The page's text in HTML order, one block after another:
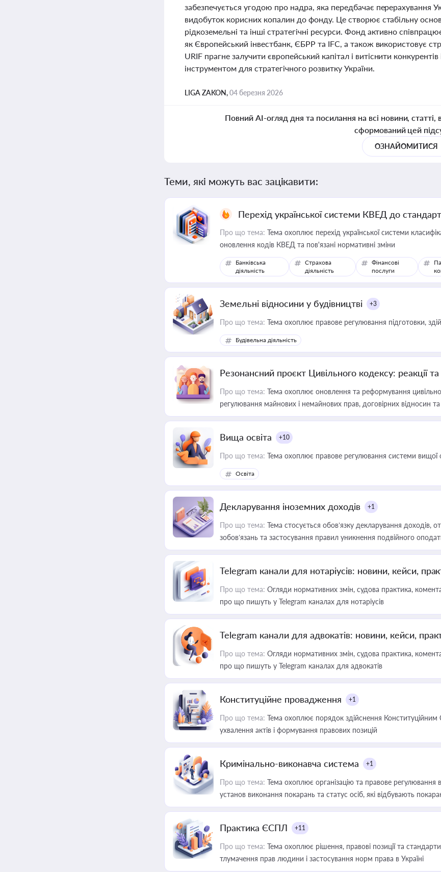
забезпечується угодою про надра, яка передбачає перерахування
видобуток корисних копалин до фонду. Це створює стабільну
рідкоземельні та інші стратегічні ресурси. Фонд активно
як Європейський інвестбанк, ЄБРР та IFC, а також використовує
URIF прагне залучити європейський капітал і витіснити
інструментом для стратегічного розвитку України.
LIGA ZAKON,04 березня 2026
Повний AI-огляд дня та посилання на всі новини, статті,
сформований цей
ОЗНАЙОМИТИСЯ
Теми, які можуть вас зацікавити:
Перехід української системи КВЕД до
Про що тема: Тема охоплює перехід української системи
оновлення кодів КВЕД та пов'язані нормативні зміни
Банківська
діяльність
Страхова
діяльність
Фінансові
послуги
Земельні відносини у будівництві +3
Про що тема: Тема охоплює правове регулювання підготовки,
Будівельна діяльність
Резонансний проєкт Цивільного кодексу: реакції
Про що тема: Тема охоплює оновлення та реформування
регулювання майнових і немайнових прав, договірних відносин
Вища освіта +10
Про що тема: Тема охоплює правове регулювання системи вищої
Освіта
Декларування іноземних доходів +1
Про що тема: Тема стосується обов’язку декларування доходів,
зобов’язань та застосування правил уникнення подвійного
Telegram канали для нотаріусів: новини, кейси,
Про що тема: Огляди нормативних змін, судова практика,
про що пишуть у Telegram каналах для нотаріусів
Telegram канали для адвокатів: новини, кейси,
Про що тема: Огляди нормативних змін, судова практика,
про що пишуть у Telegram каналах для адвокатів
Конституційне провадження +1
Про що тема: Тема охоплює порядок здійснення
ухвалення актів і формування правових позицій
Кримінально-виконавча система +1
Про що тема: Тема охоплює організацію та правове регулювання
установ виконання покарань та статус осіб, які відбувають
Практика ЄСПЛ +11
Про що тема: Тема охоплює рішення, правові позиції та
тлумачення прав людини і застосування норм права в Україні